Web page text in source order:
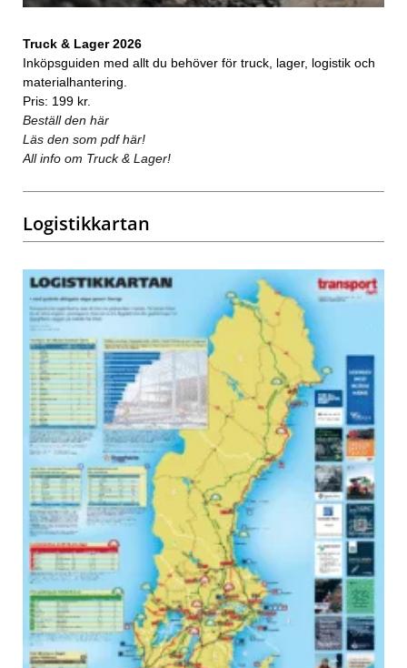
Truck & Lager 2026
Inköpsguiden med allt du behöver för truck, lager, logistik och
materialhantering.
Pris: 199 kr.
Beställ den här
Läs den som pdf här!
All info om Truck & Lager!
Logistikkartan